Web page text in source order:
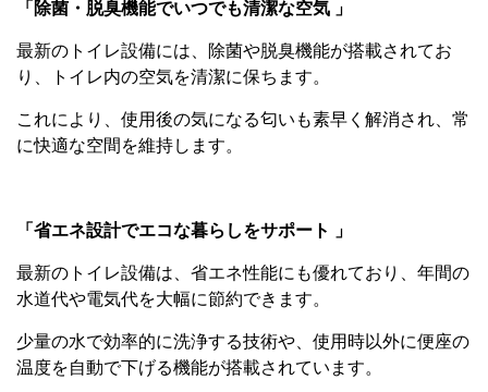
「除菌・脱臭機能でいつでも清潔な空気 」
最新のトイレ設備には、除菌や脱臭機能が搭載されてお
り、トイレ内の空気を清潔に保ちます。
これにより、使用後の気になる匂いも素早く解消され、常
に快適な空間を維持します。
「省エネ設計でエコな暮らしをサポート 」
最新のトイレ設備は、省エネ性能にも優れており、年間の
水道代や電気代を大幅に節約できます。
少量の水で効率的に洗浄する技術や、使用時以外に便座の
温度を自動で下げる機能が搭載されています。